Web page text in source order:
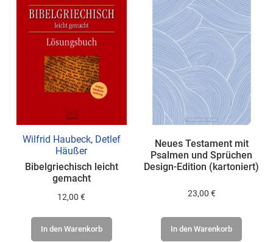
Wilfrid Haubeck, Detlef
Häußer
Bibelgriechisch leicht
gemacht
12,00 €
In den Warenkorb
Neues Testament mit
Psalmen und Sprüchen
Design-Edition (kartoniert)
23,00 €
In den Warenkorb